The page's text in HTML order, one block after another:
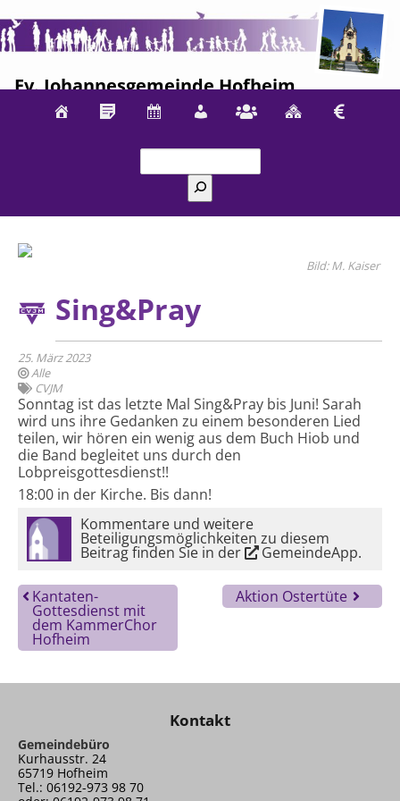
Ev. Johannesgemeinde Hofheim
M. Kaiser
Sing&Pray
25. März 2023
Alle
CVJM
Sonntag ist das letzte Mal Sing&Pray bis Juni! Sarah
wird uns ihre Gedanken zu einem besonderen Lied
teilen, wir hören ein wenig aus dem Buch Hiob und
die Band begleitet uns durch den
Lobpreisgottesdienst!!
18:00 in der Kirche. Bis dann!
Kommentare und weitere
Beteiligungsmöglichkeiten zu diesem
Beitrag finden Sie in der GemeindeApp.
Kantaten-
Gottesdienst mit
dem KammerChor
Hofheim
Aktion Ostertüte
Kontakt
Gemeindebüro
Kurhausstr. 24
65719 Hofheim
Tel.: 06192-973 98 70